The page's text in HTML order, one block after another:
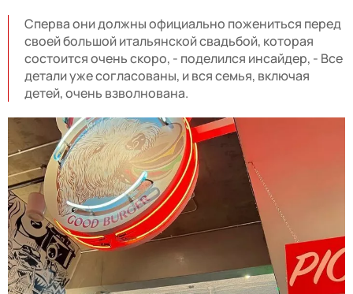
Сперва они должны официально пожениться перед
своей большой итальянской свадьбой, которая
состоится очень скоро, - поделился инсайдер, - Все
детали уже согласованы, и вся семья, включая
детей, очень взволнована.